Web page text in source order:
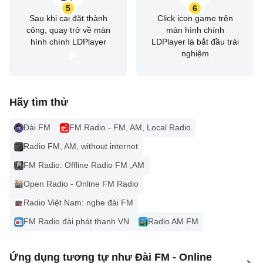
màn hình chính
Chức năng cảnh báo theo yêu cầu
•Enjoy and download popular podcasts
Chỉ cần 2 cú nhấp chuột để điều chỉnh đài Radio yêu thích
của bạn - thật dễ dàng
♥ Nếu bạn thích radio, có nhiều cách để yêu thích nó -
•Thêm vào mục yêu thích của bạn để nghe sau
•Truy cập nó từ mục gần đây bất kỳ lúc nào
•Thêm Phím tắt Radio vào màn hình chính của bạn và
Nghe bản rdo yêu thích của bạn trong khi đi ngủ - mà
5
Sau khi cài đặt thành
công, quay trở về màn
hình chính LDPlayer
6
Click icon game trên
màn hình chính
LDPlayer là bắt đầu trải
nghiệm
Hãy tìm thử
Đài FM
FM Radio - FM, AM, Local Radio
Radio FM, AM, without internet
FM Radio: Offline Radio FM ,AM
Open Radio - Online FM Radio
Radio Việt Nam: nghe đài FM
FM Radio đài phát thanh VN
Radio AM FM
Ứng dụng tương tự như Đài FM - Online